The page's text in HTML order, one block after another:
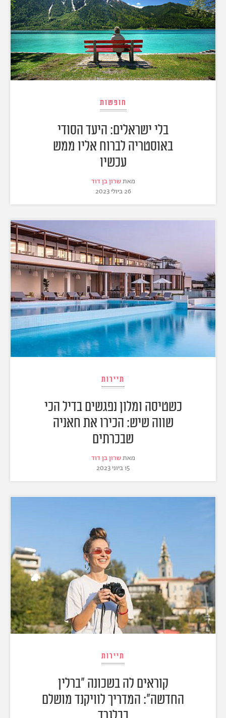
חופשות
בלי ישראלים: היעד הסודי
באוסטריה לברוח אליו ממש
עכשיו
מאתשרון בן דוד
26 ביולי 2023
תיירות
כשטיסה ומלון נפגשים בדיל הכי
שווה שיש: הכירו את חאניה
שבכרתים
מאתשרון בן דוד
15 ביוני 2023
תיירות
קוראים לה בשכונה "ברלין
החדשה": המדריך לוויקנד מושלם